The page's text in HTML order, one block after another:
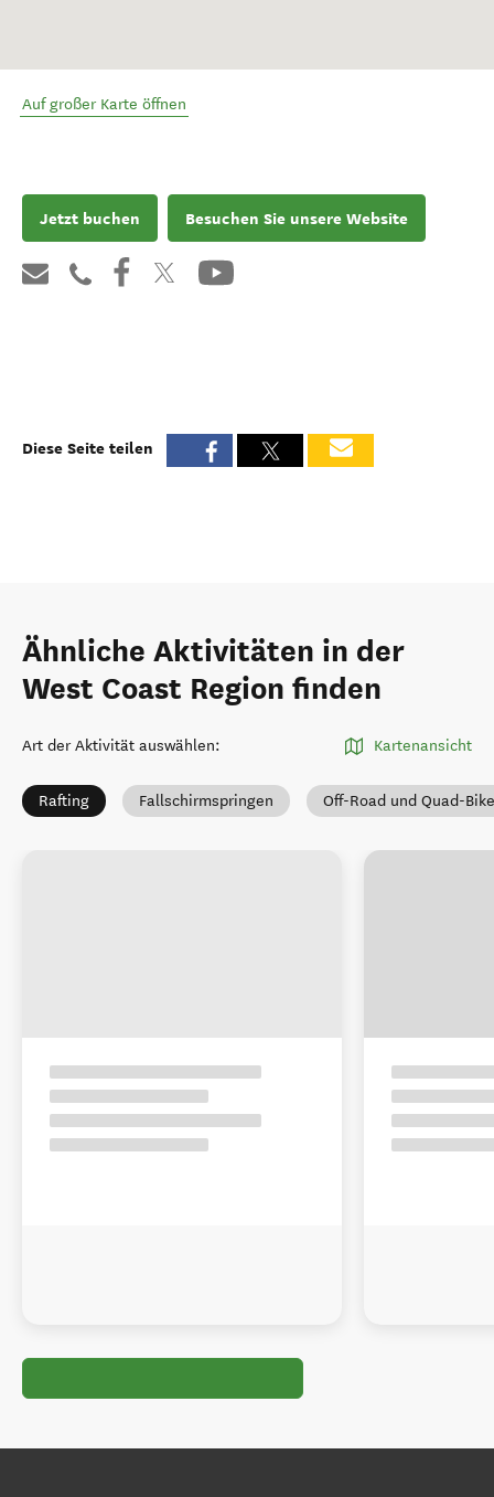
Auf großer Karte öffnen
Jetzt buchen Besuchen Sie unsere Website
Diese Seite teilen
Ähnliche Aktivitäten in der
West Coast Region finden
Art der Aktivität auswählen: Kartenansicht
Rafting Fallschirmspringen Off-Road und Quad-Bike